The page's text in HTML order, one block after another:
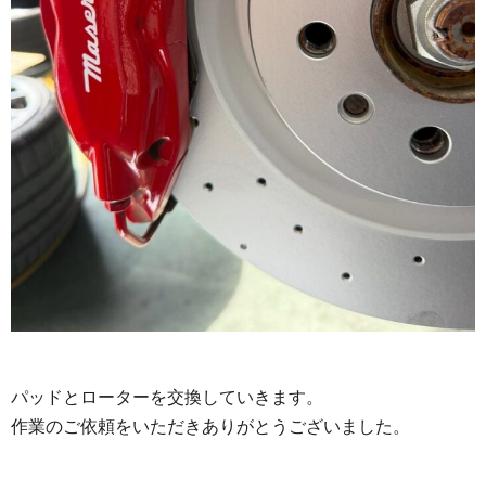
パッドとローターを交換していきます。
作業のご依頼をいただきありがとうございました。